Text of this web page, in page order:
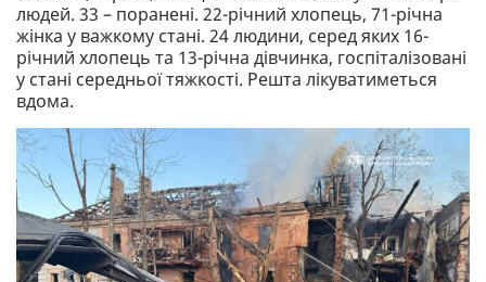
людей. 33 – поранені. 22-річний хлопець, 71-річна
жінка у важкому стані. 24 людини, серед яких 16-
річний хлопець та 13-річна дівчинка, госпіталізовані
у стані середньої тяжкості. Решта лікуватиметься
вдома.